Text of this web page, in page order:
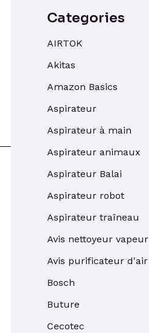
Categories
AIRTOK
Akitas
Amazon Basics
Aspirateur
Aspirateur à main
Aspirateur animaux
Aspirateur Balai
Aspirateur robot
Aspirateur traîneau
Avis nettoyeur vapeur
Avis purificateur d'air
Bosch
Buture
Cecotec